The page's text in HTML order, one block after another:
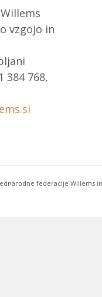
vzgojo in
384 768,
federacije Willems